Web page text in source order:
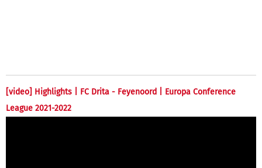
[video] Highlights | FC Drita - Feyenoord | Europa Conference
League 2021-2022